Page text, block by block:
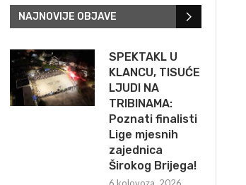
NAJNOVIJE OBJAVE
SPEKTAKL U
KLANCU, TISUĆE
LJUDI NA
TRIBINAMA:
Poznati finalisti
Lige mjesnih
zajednica
Širokog Brijega!